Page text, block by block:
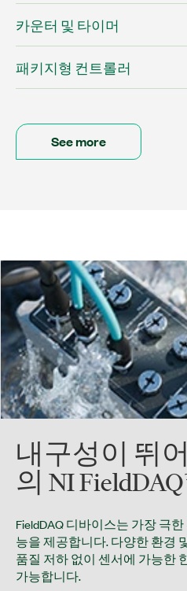
카운터 및 타이머
패키지형 컨트롤러
See more
내구성이 뛰
의 NI
FieldDAQ 디바이스는 가장 극
능을 제공합니다. 다양한 환경
품질 저하 없이 센서에 가능한
가능합니다.